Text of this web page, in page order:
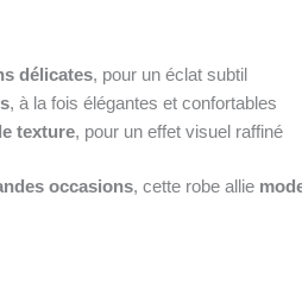
délicates, pour un éclat subtil
, à la fois élégantes et confortables
texture, pour un effet visuel raffiné
occasions, cette robe allie